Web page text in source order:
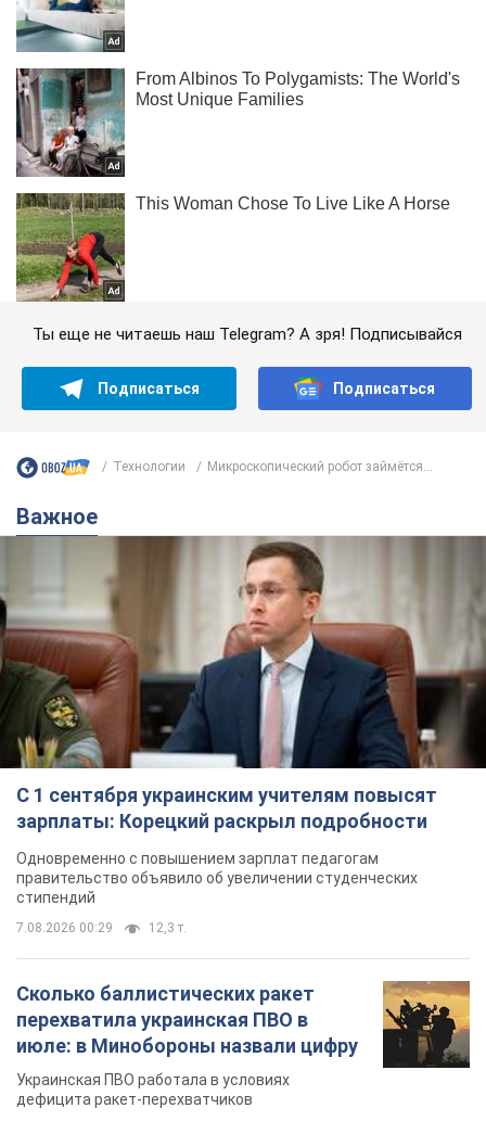
Ты еще не читаешь наш Telegram? А зря! Подписывайся
Подписаться Подписаться
Технологии Микроскопический робот займётся...
Важное
С 1 сентября украинским учителям повысят
зарплаты: Корецкий раскрыл подробности
Одновременно с повышением зарплат педагогам
правительство объявило об увеличении студенческих
стипендий
7.08.2026 00:29 12,3 т.
Сколько баллистических ракет
перехватила украинская ПВО в
июле: в Минобороны назвали цифру
Украинская ПВО работала в условиях
дефицита ракет-перехватчиков